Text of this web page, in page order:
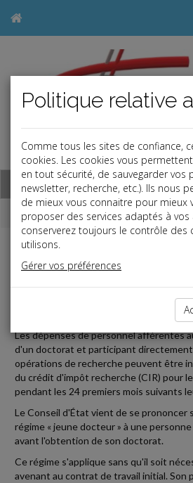
Base documentaire
Dépêches
Fiscal TPE
Les dépenses de personnel afférentes
d'un doctorat et participant
opérations de recherche peuvent être
du crédit d'impôt recherche (CIR) pour
pendant les 24 premiers mois suivants
Le Conseil d'État vient de se prononcer
régime « jeune docteur » à une
avant l'obtention de son doctorat.
Ce régime s'applique sans qu'il soit
avenant au contrat de travail initial. Son
Comme tous les sites de confiance,
cookies. Les cookies vous
en tout sécurité, de sauvegarder vos
newsletter, recherche, etc.). Ils nous
de mieux vous connaitre pour mieux
proposer des services adaptés à vos
conserverez toujours le contrôle des
utilisons.
Gérer vos préférences